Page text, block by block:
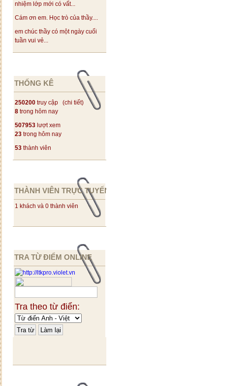
nhiệm lớp mới có vất...
Cám ơn em. Học trò của thầy....
em chúc thầy có một ngày cuối
tuần vui vẻ...
THỐNG KÊ
250200 truy cập (chi tiết)
8 trong hôm nay
507953 lượt xem
23 trong hôm nay
53 thành viên
THÀNH VIÊN TRỰC TUYẾN
1 khách và 0 thành viên
TRA TỪ ĐIỂM ONLINE
Tra theo từ điển: